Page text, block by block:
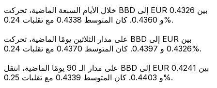
خلال الأيام السبعة الماضية، تحركت BBD إلى EUR بين 0.4326
و 0.4360. كان المتوسط 0.4338 مع تقلبات 0.24%.
على مدار الثلاثين يومًا الماضية، تحركت BBD إلى EUR بين
0.4326 و 0.4397. كان المتوسط 0.4370 مع تقلبات 0.24%.
على مدار الـ 90 يومًا الماضية، انتقل BBD إلى EUR بين 0.4241
و 0.4403. كان المتوسط 0.4339 مع تقلبات 0.25%.